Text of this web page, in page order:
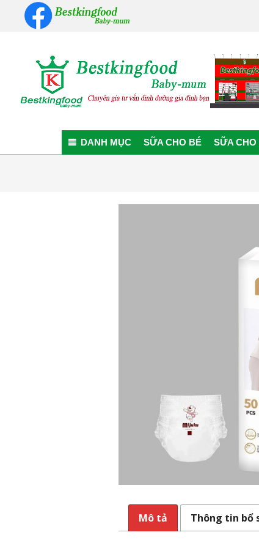
Baby-
mum
DANH MỤC SỮA CHO BÉ SỮA CHO
Mô tả Thông tin bổ